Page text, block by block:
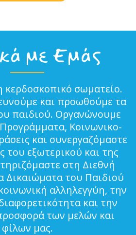
με Εμάς
κερδοσκοπικό σωματείο.
και προωθούμε τα
παιδιού. Οργανώνουμε
Κοινωνικο-
και συνεργαζόμαστε
του εξωτερικού και της
στη Διεθνή
Δικαιώματα του Παιδιού
αλληλεγγύη, την
και την
των μελών και
φίλων μας.